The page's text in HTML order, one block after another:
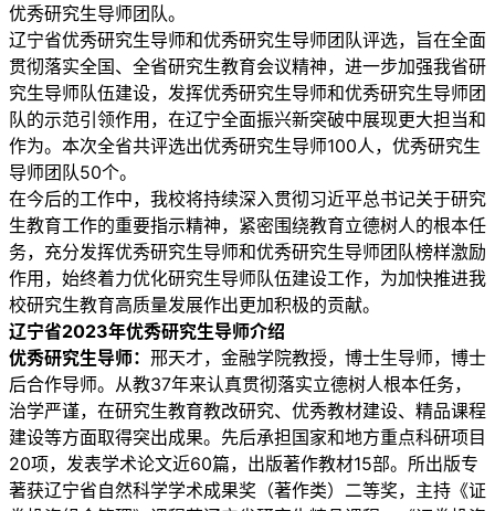
优秀研究生导师团队。
辽宁省优秀研究生导师和优秀研究生导师团队评选，旨在全面
贯彻落实全国、全省研究生教育会议精神，进一步加强我省研
究生导师队伍建设，发挥优秀研究生导师和优秀研究生导师团
队的示范引领作用，在辽宁全面振兴新突破中展现更大担当和
作为。本次全省共评选出优秀研究生导师100人，优秀研究生
导师团队50个。
在今后的工作中，我校将持续深入贯彻习近平总书记关于研究
生教育工作的重要指示精神，紧密围绕教育立德树人的根本任
务，充分发挥优秀研究生导师和优秀研究生导师团队榜样激励
作用，始终着力优化研究生导师队伍建设工作，为加快推进我
校研究生教育高质量发展作出更加积极的贡献。
辽宁省2023年优秀研究生导师介绍
优秀研究生导师： 邢天才，金融学院教授，博士生导师，博士
后合作导师。从教37年来认真贯彻落实立德树人根本任务，
治学严谨，在研究生教育教改研究、优秀教材建设、精品课程
建设等方面取得突出成果。先后承担国家和地方重点科研项目
20项，发表学术论文近60篇，出版著作教材15部。所出版专
著获辽宁省自然科学学术成果奖（著作类）二等奖，主持《证